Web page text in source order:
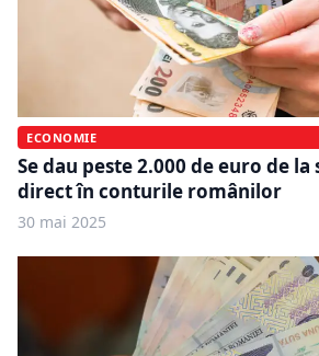
ECONOMIE
Se dau peste 2.000 de euro de
direct în conturile românilor
30 mai 2025